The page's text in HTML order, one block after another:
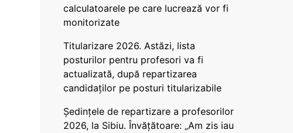
calculatoarele pe care lucrează vor fi
monitorizate
Titularizare 2026. Astăzi, lista
posturilor pentru profesori va fi
actualizată, după repartizarea
candidaților pe posturi titularizabile
Ședințele de repartizare a profesorilor
2026, la Sibiu. Învățătoare: „Am zis iau